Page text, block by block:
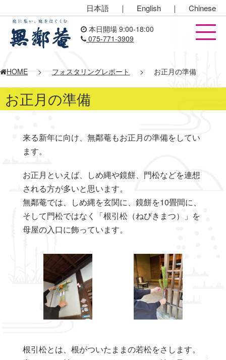
日本語 ｜ English ｜ Chinese
本日開場 9:00-18:00
075-771-3909
HOME > フォスタリングレポート > お正月の準備
お正月の準備
来る新年に向け、無鄰菴もお正月の準備をしてい
ます。
お正月といえば、しめ縄や鏡餅、門松などを連想
される方が多いと思います。
無鄰菴では、しめ縄を玄関に、鏡餅を10畳間に、
そして門松ではなく「根引松（ねびきまつ）」を
母屋の入口に飾っています。
根引松とは、根がついたままの若松をさします。